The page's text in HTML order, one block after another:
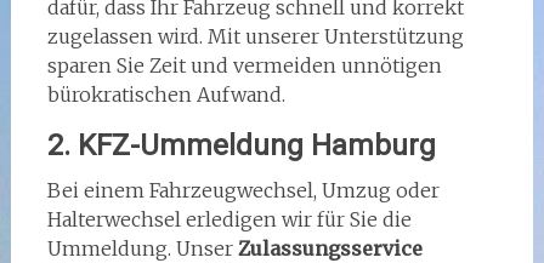
dafür, dass Ihr Fahrzeug schnell und korrekt
zugelassen wird. Mit unserer Unterstützung
sparen Sie Zeit und vermeiden unnötigen
bürokratischen Aufwand.
2. KFZ-Ummeldung Hamburg
Bei einem Fahrzeugwechsel, Umzug oder
Halterwechsel erledigen wir für Sie die
Ummeldung. Unser Zulassungsservice